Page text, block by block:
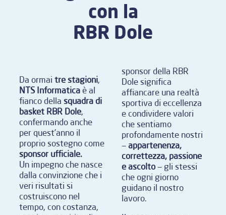
con la
RBR Dole
Da ormai tre stagioni,
NTS Informaticaè al
fianco della squadra di
basket RBR Dole,
confermando anche
per quest’anno il
proprio sostegno come
sponsor ufficiale.
Un impegno che nasce
dalla convinzione che i
veri risultati si
costruiscono nel
tempo, con costanza,
sponsor della RBR
Dole significa
affiancare una realtà
sportiva di eccellenza
e condividere valori
che sentiamo
profondamente nostri
—appartenenza,
correttezza, passione
e ascolto— gli stessi
che ogni giorno
guidano il nostro
lavoro.